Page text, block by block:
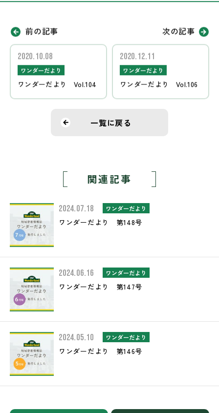
前の記事
2020.10.08
ワンダーだより
ワンダーだより Vol.104
次の記事
2020.12.11
ワンダーだより
ワンダーだより Vol.106
一覧に戻る
関連記事
2024.07.18 ワンダーだより
ワンダーだより 第148号
2024.06.16 ワンダーだより
ワンダーだより 第147号
2024.05.10 ワンダーだより
ワンダーだより 第146号